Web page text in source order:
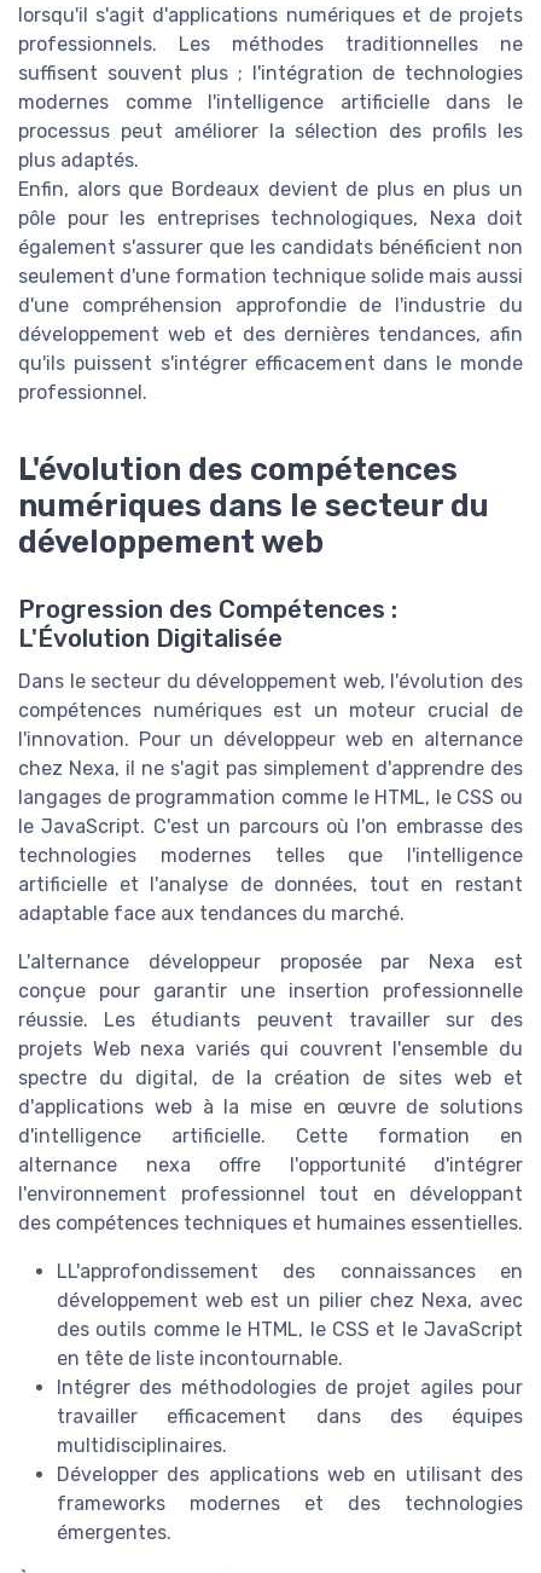
lorsqu'il s'agit d'applications numériques et de projets
professionnels. Les méthodes traditionnelles ne
suffisent souvent plus ; l'intégration de technologies
modernes comme l'intelligence artificielle dans le
processus peut améliorer la sélection des profils les
plus adaptés.
Enfin, alors que Bordeaux devient de plus en plus un
pôle pour les entreprises technologiques, Nexa doit
également s'assurer que les candidats bénéficient non
seulement d'une formation technique solide mais aussi
d'une compréhension approfondie de l'industrie du
développement web et des dernières tendances, afin
qu'ils puissent s'intégrer efficacement dans le monde
professionnel.
L'évolution des compétences
numériques dans le secteur du
développement web
Progression des Compétences :
L'Évolution Digitalisée
Dans le secteur du développement web, l'évolution des
compétences numériques est un moteur crucial de
l'innovation. Pour un développeur web en alternance
chez Nexa, il ne s'agit pas simplement d'apprendre des
langages de programmation comme le HTML, le CSS ou
le JavaScript. C'est un parcours où l'on embrasse des
technologies modernes telles que l'intelligence
artificielle et l'analyse de données, tout en restant
adaptable face aux tendances du marché.
L'alternance développeur proposée par Nexa est
conçue pour garantir une insertion professionnelle
réussie. Les étudiants peuvent travailler sur des
projets Web nexa variés qui couvrent l'ensemble du
spectre du digital, de la création de sites web et
d'applications web à la mise en œuvre de solutions
d'intelligence artificielle. Cette formation en
alternance nexa offre l'opportunité d'intégrer
l'environnement professionnel tout en développant
des compétences techniques et humaines essentielles.
LL'approfondissement des connaissances en
développement web est un pilier chez Nexa, avec
des outils comme le HTML, le CSS et le JavaScript
en tête de liste incontournable.
Intégrer des méthodologies de projet agiles pour
travailler efficacement dans des équipes
multidisciplinaires.
Développer des applications web en utilisant des
frameworks modernes et des technologies
émergentes.